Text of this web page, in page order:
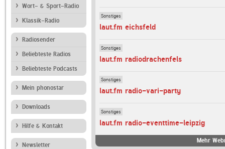
Wort- & Sport-Radio
Klassik-Radio
Radiosender
Beliebteste Radios
Beliebteste Podcasts
Mein phonostar
Downloads
Hilfe & Kontakt
Newsletter
Sonstiges
laut.fm eichsfeld
Sonstiges
laut.fm radiodrachenfels
Sonstiges
laut.fm radio-vari-party
Sonstiges
laut.fm radio-eventtime-leipzig
Mehr